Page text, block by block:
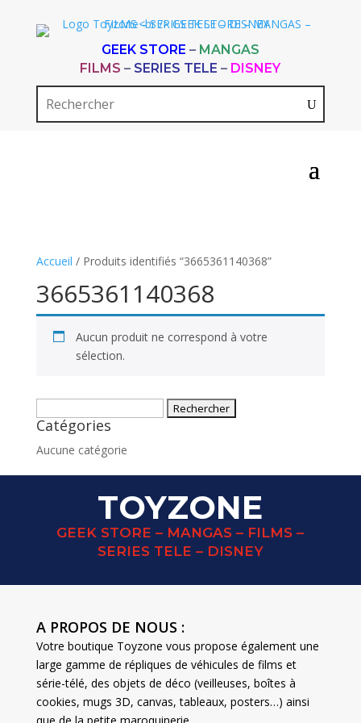
GEEK STORE – MANGAS
FILMS – SERIES TELE – DISNEY
Accueil / Produits identifiés “3665361140368”
3665361140368
Aucun produit ne correspond à votre
sélection.
Catégories
Aucune catégorie
TOYZONE
GEEK STORE – MANGAS – FILMS –
SERIES TELE – DISNEY
A PROPOS DE NOUS :
Votre boutique Toyzone vous propose également une
large gamme de répliques de véhicules de films et
série-télé, des objets de déco (veilleuses, boîtes à
cookies, mugs 3D, canvas, tableaux, posters…) ainsi